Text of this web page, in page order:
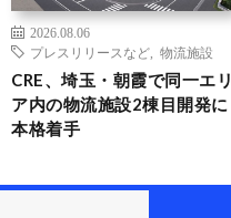
2026.08.06
プレスリリースなど
物流施設
CRE、埼玉・朝霞で同一エリ
ア内の物流施設2棟目開発に
本格着手